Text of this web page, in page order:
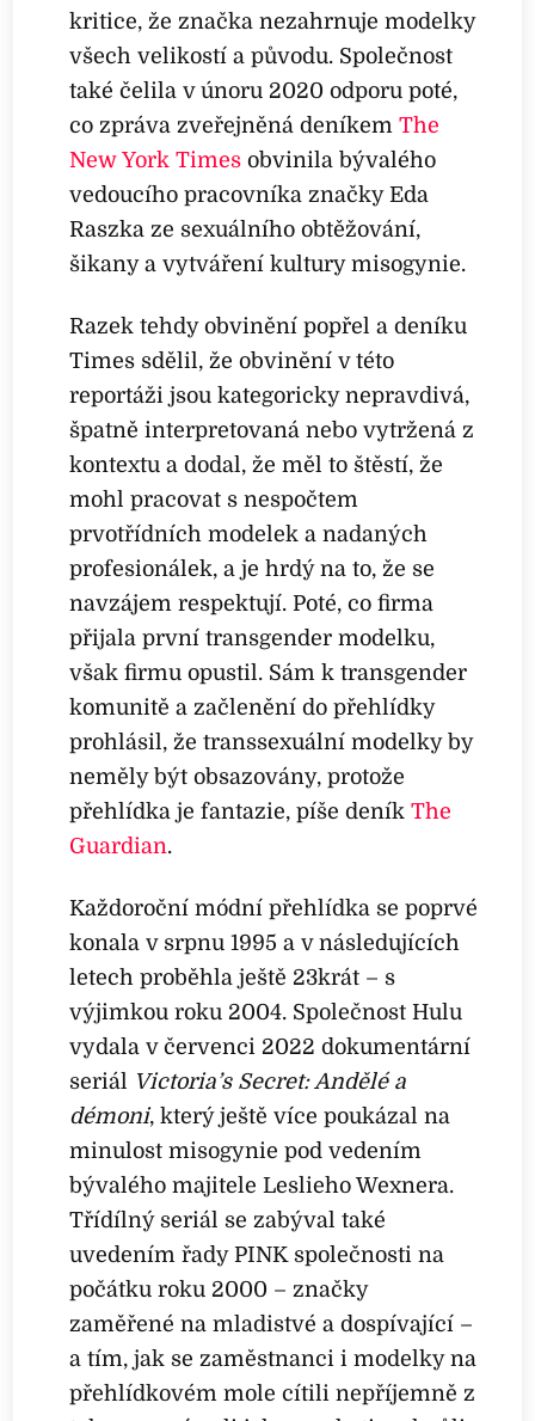
kritice, že značka nezahrnuje modelky
všech velikostí a původu. Společnost
také čelila v únoru 2020 odporu poté,
co zpráva zveřejněná deníkemThe
New York Times obvinila bývalého
vedoucího pracovníka značky Eda
Raszka ze sexuálního obtěžování,
šikany a vytváření kultury misogynie.
Razek tehdy obvinění popřel a deníku
Times sdělil, že obvinění v této
reportáži jsou kategoricky nepravdivá,
špatně interpretovaná nebo vytržená z
kontextu a dodal, že měl to štěstí, že
mohl pracovat s nespočtem
prvotřídních modelek a nadaných
profesionálek, a je hrdý na to, že se
navzájem respektují. Poté, co firma
přijala první transgender modelku,
však firmu opustil. Sám k transgender
komunitě a začlenění do přehlídky
prohlásil, že transsexuální modelky by
neměly být obsazovány, protože
přehlídka je fantazie, píše deníkThe
Guardian.
Každoroční módní přehlídka se poprvé
konala v srpnu 1995 a v následujících
letech proběhla ještě 23krát – s
výjimkou roku 2004. Společnost Hulu
vydala v červenci 2022 dokumentární
seriál Victoria’s Secret: Andělé a
démoni, který ještě více poukázal na
minulost misogynie pod vedením
bývalého majitele Leslieho Wexnera.
Třídílný seriál se zabýval také
uvedením řady PINK společnosti na
počátku roku 2000 – značky
zaměřené na mladistvé a dospívající –
a tím, jak se zaměstnanci i modelky na
přehlídkovém mole cítili nepříjemně z